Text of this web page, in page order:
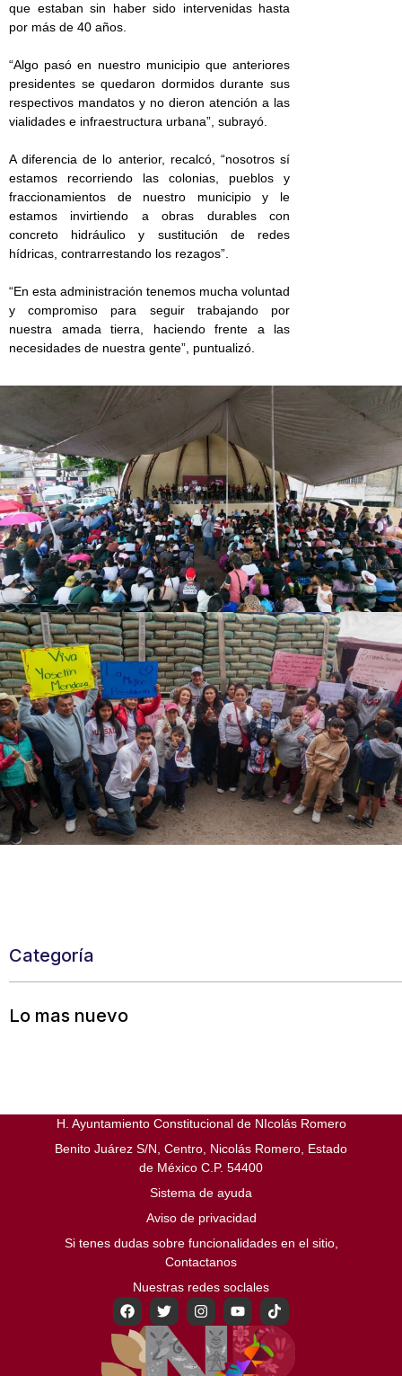
que estaban sin haber sido intervenidas hasta
por más de 40 años.
“Algo pasó en nuestro municipio que anteriores
presidentes se quedaron dormidos durante sus
respectivos mandatos y no dieron atención a las
vialidades e infraestructura urbana”, subrayó.
A diferencia de lo anterior, recalcó, “nosotros sí
estamos recorriendo las colonias, pueblos y
fraccionamientos de nuestro municipio y le
estamos invirtiendo a obras durables con
concreto hidráulico y sustitución de redes
hídricas, contrarrestando los rezagos”.
“En esta administración tenemos mucha voluntad
y compromiso para seguir trabajando por
nuestra amada tierra, haciendo frente a las
necesidades de nuestra gente”, puntualizó.
Categoría
Lo mas nuevo
H. Ayuntamiento Constitucional de NIcolás Romero
Benito Juárez S/N, Centro, Nicolás Romero, Estado
de México C.P. 54400
Sistema de ayuda
Aviso de privacidad
Si tenes dudas sobre funcionalidades en el sitio,
Contactanos
Nuestras redes soclales